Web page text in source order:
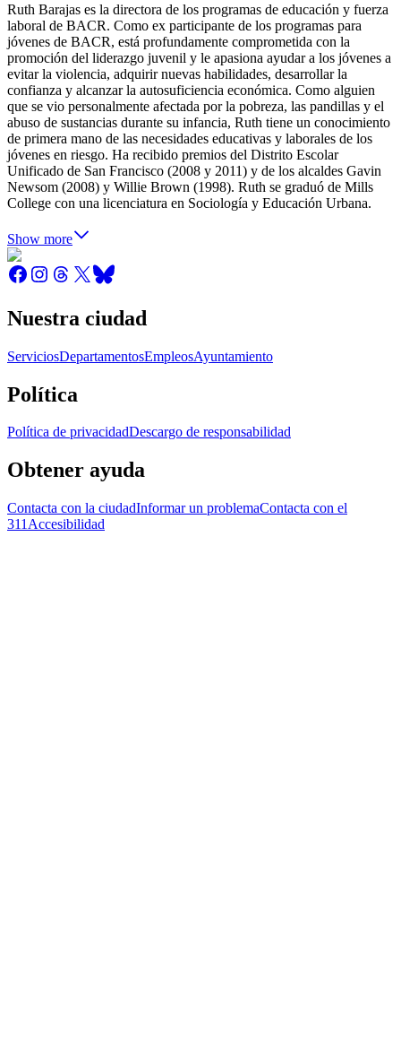
Ruth Barajas es la directora de los programas de educación y fuerza
laboral de BACR. Como ex participante de los programas para
jóvenes de BACR, está profundamente comprometida con la
promoción del liderazgo juvenil y le apasiona ayudar a los jóvenes a
evitar la violencia, adquirir nuevas habilidades, desarrollar la
confianza y alcanzar la autosuficiencia económica. Como alguien
que se vio personalmente afectada por la pobreza, las pandillas y el
abuso de sustancias durante su infancia, Ruth tiene un conocimiento
de primera mano de las necesidades educativas y laborales de los
jóvenes en riesgo. Ha recibido premios del Distrito Escolar
Unificado de San Francisco (2008 y 2011) y de los alcaldes Gavin
Newsom (2008) y Willie Brown (1998). Ruth se graduó de Mills
College con una licenciatura en Sociología y Educación Urbana.
Show more
Nuestra ciudad
ServiciosDepartamentosEmpleosAyuntamiento
Política
Política de privacidadDescargo de responsabilidad
Obtener ayuda
Contacta con la ciudadInformar un problemaContacta con el
311 Accesibilidad